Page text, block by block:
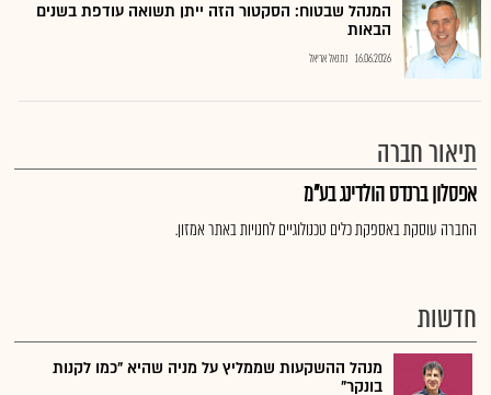
המנהל שבטוח: הסקטור הזה ייתן תשואה עודפת בשנים
הבאות
16.06.2026 נתנאל אריאל
תיאור חברה
אפסלון ברנדס הולדינג בע"מ
החברה עוסקת באספקת כלים טכנולוגיים לחנויות באתר אמזון.
חדשות
מנהל ההשקעות שממליץ על מניה שהיא "כמו לקנות
בונקר"